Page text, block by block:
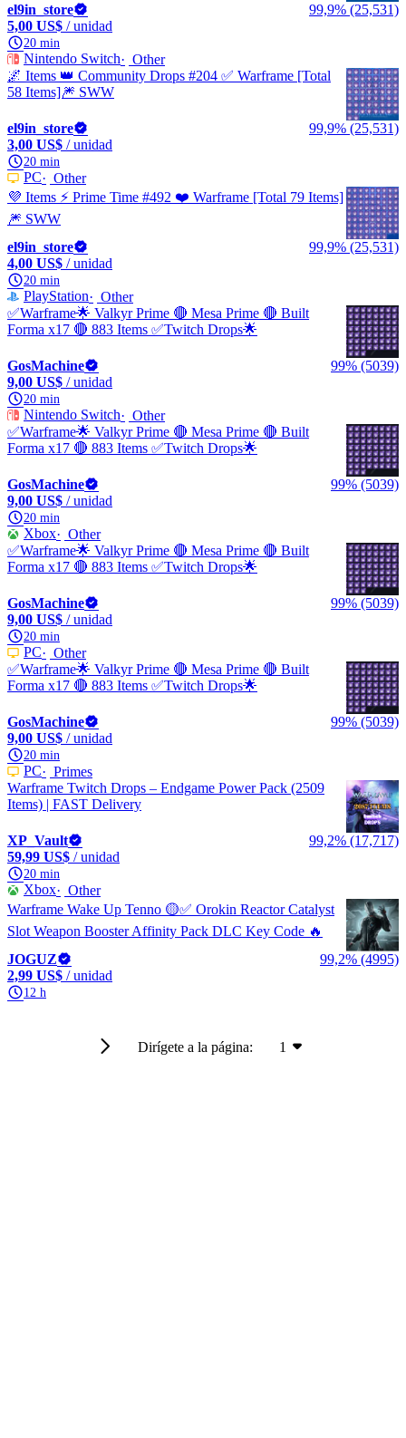
el9in_store
99,9% (25,531)
5,00 US$ / unidad
20 min
Nintendo Switch
Other
🌌 Items 👑 Community Drops #204 ✅ Warframe [Total
58 Items]🎆 SWW
el9in_store
99,9% (25,531)
3,00 US$ / unidad
20 min
PC
Other
💜 Items ⚡️ Prime Time #492 ❤️ Warframe [Total 79 Items]
🎆 SWW
el9in_store
99,9% (25,531)
4,00 US$ / unidad
20 min
PlayStation
Other
✅Warframe🌟 Valkyr Prime 🔴 Mesa Prime 🔴 Built
Forma x17 🔴 883 Items ✅Twitch Drops🌟
GosMachine
99% (5039)
9,00 US$ / unidad
20 min
Nintendo Switch
Other
✅Warframe🌟 Valkyr Prime 🔴 Mesa Prime 🔴 Built
Forma x17 🔴 883 Items ✅Twitch Drops🌟
GosMachine
99% (5039)
9,00 US$ / unidad
20 min
Xbox
Other
✅Warframe🌟 Valkyr Prime 🔴 Mesa Prime 🔴 Built
Forma x17 🔴 883 Items ✅Twitch Drops🌟
GosMachine
99% (5039)
9,00 US$ / unidad
20 min
PC
Other
✅Warframe🌟 Valkyr Prime 🔴 Mesa Prime 🔴 Built
Forma x17 🔴 883 Items ✅Twitch Drops🌟
GosMachine
99% (5039)
9,00 US$ / unidad
20 min
PC
Primes
Warframe Twitch Drops – Endgame Power Pack (2509
Items) | FAST Delivery
XP_Vault
99,2% (17,717)
59,99 US$ / unidad
20 min
Xbox
Other
Warframe Wake Up Tenno 🟡✅ Orokin Reactor Catalyst
Slot Weapon Booster Affinity Pack DLC Key Code 🔥
JOGUZ
99,2% (4995)
2,99 US$ / unidad
12 h
Dirígete a la página: 1